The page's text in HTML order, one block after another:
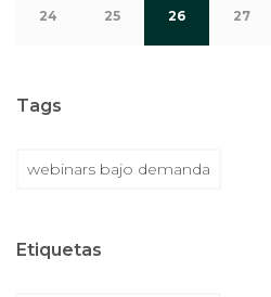
24 25 26 27
Tags
webinars bajo demanda
Etiquetas